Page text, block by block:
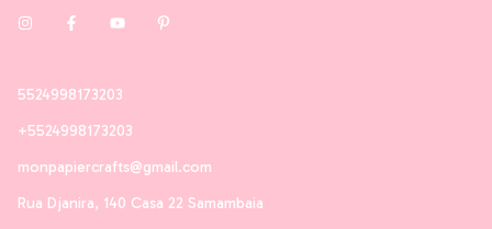
5524998173203
+5524998173203
monpapiercrafts@gmail.com
Rua Djanira, 140 Casa 22 Samambaia